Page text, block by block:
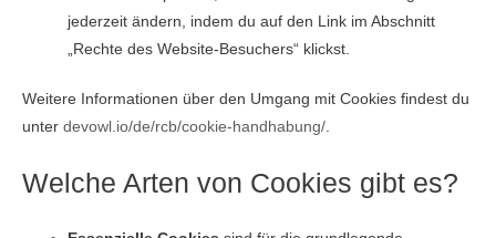
jederzeit ändern, indem du auf den Link im Abschnitt
„Rechte des Website-Besuchers“ klickst.
Weitere Informationen über den Umgang mit Cookies findest du
unter devowl.io/de/rcb/cookie-handhabung/.
Welche Arten von Cookies gibt es?